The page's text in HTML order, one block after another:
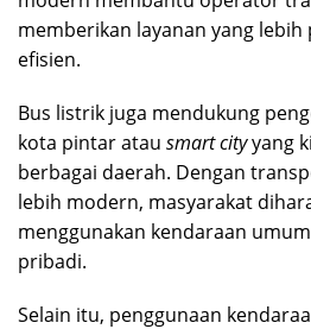
memberikan layanan yang
efisien.
Bus listrik juga mendukung
kota pintar atau smart cityyang
berbagai daerah. Dengan
lebih modern, masyarakat
menggunakan kendaraan
pribadi.
Selain itu, penggunaan